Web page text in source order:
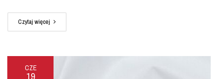
Czytaj więcej
CZE